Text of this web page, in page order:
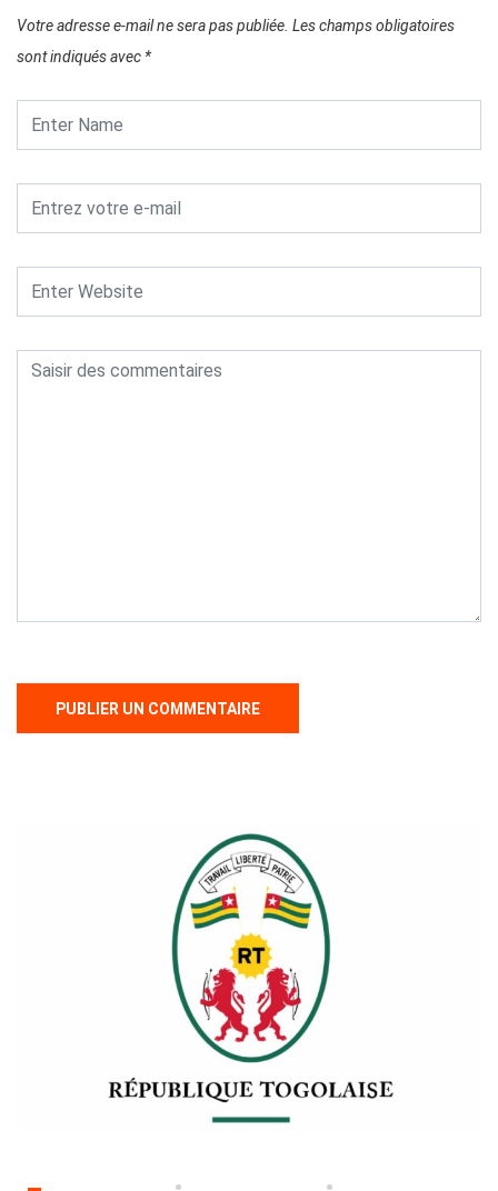
Votre adresse e-mail ne sera pas publiée. Les champs obligatoires
sont indiqués avec *